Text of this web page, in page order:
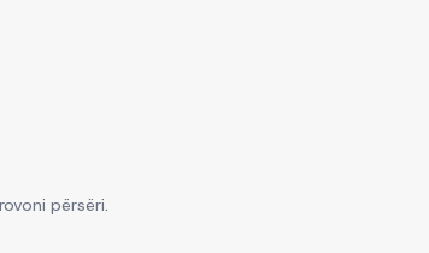
përsëri.